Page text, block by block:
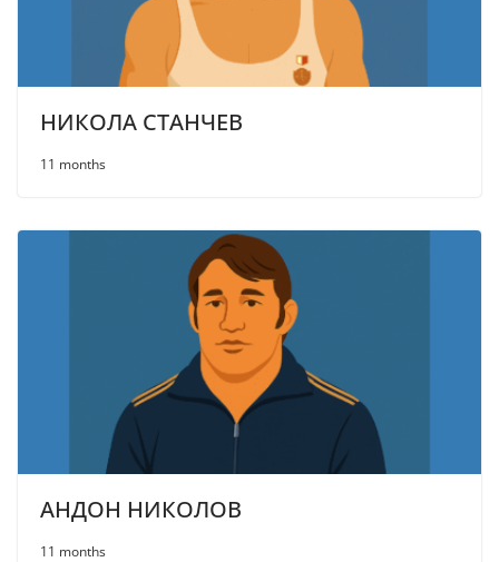
НИКОЛА СТАНЧЕВ
11 months
АНДОН НИКОЛОВ
11 months